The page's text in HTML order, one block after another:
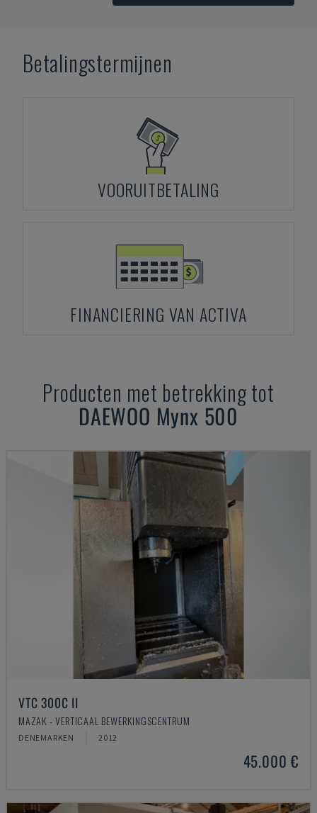
Betalingstermijnen
VOORUITBETALING
FINANCIERING VAN ACTIVA
Producten met betrekking tot
DAEWOO Mynx 500
VTC 300C II
MAZAK - VERTICAAL BEWERKINGSCENTRUM
DENEMARKEN 2012
45.000 €